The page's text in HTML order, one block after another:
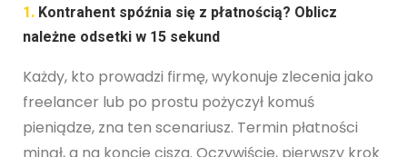
1. Kontrahent spóźnia się z płatnością? Oblicz
należne odsetki w 15 sekund
Każdy, kto prowadzi firmę, wykonuje zlecenia jako
freelancer lub po prostu pożyczył komuś
pieniądze, zna ten scenariusz. Termin płatności
minął, a na koncie cisza. Oczywiście, pierwszy krok